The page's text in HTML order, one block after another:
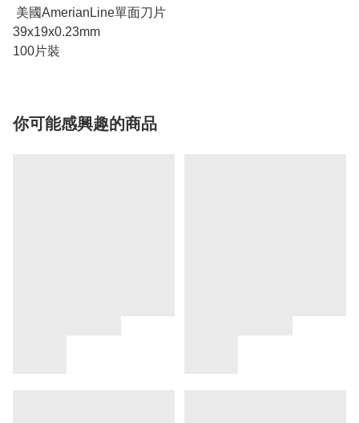
美國AmerianLine單面刀片
39x19x0.23mm
100片裝
你可能感興趣的商品